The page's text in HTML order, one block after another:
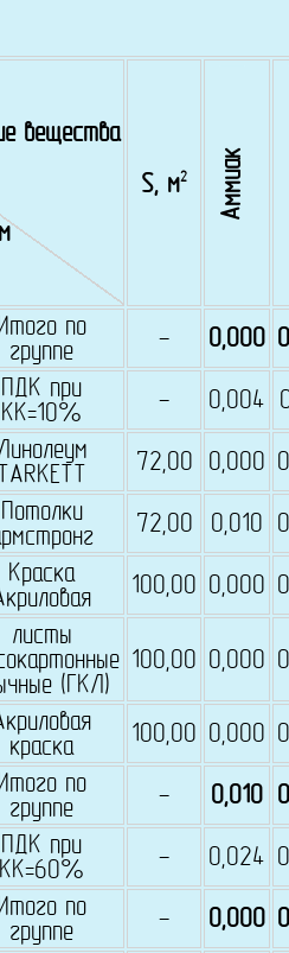
вещества
S, м2 Аммиак
по
группе
- 0,000
ПДК при
КК=10%
- 0,004
TARKETT
72,00 0,000
Потолки
72,00 0,010
Краска
100,00 0,000
листы
(ГКЛ)
100,00 0,000
краска
100,00 0,000
по
группе
- 0,010
ПДК при
КК=60%
- 0,024
по
группе
- 0,000